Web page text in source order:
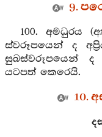
9.
100. අමධුරය
ස්වරූපයෙන් ද
සුඛස්වරූපයෙන් ද
යටපත් කෙරෙයි.
10.